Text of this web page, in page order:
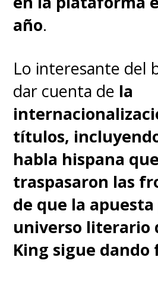
de letargo de
una parte diferente
tipo de miedos
así como para los
teniendo en cuenta
la Guerra Fría.
referencia es 1962,
algunos saltos al
27 años, cuando
ciclo está
acontecimientos
año.
Lo interesante del
dar cuenta de la
títulos,
habla hispana que
traspasaron las
de que la
universo literario
King sigue dando